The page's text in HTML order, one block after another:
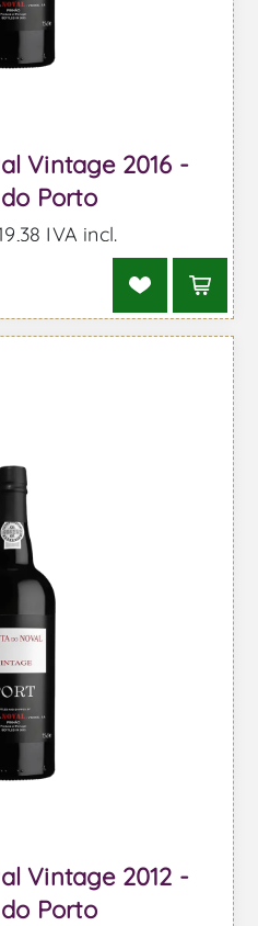
Vintage 2016 -
Porto
IVA incl.
Vintage 2012 -
Porto